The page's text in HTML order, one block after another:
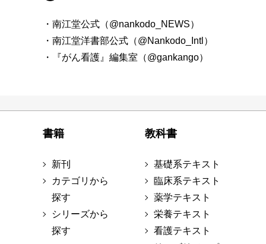
・南江堂公式（@nankodo_NEWS）
・南江堂洋書部公式（@Nankodo_Intl）
・『がん看護』編集室（@gankango）
書籍
新刊
カテゴリから
探す
シリーズから
探す
教科書
基礎系テキスト
臨床系テキスト
薬学テキスト
栄養テキスト
看護テキスト